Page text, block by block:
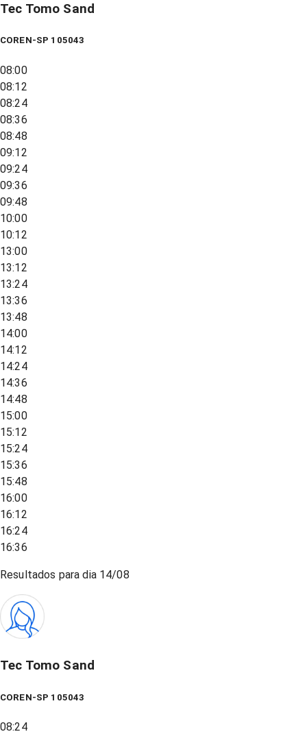
Tec Tomo Sand
COREN-SP 105043
08:00
08:12
08:24
08:36
08:48
09:12
09:24
09:36
09:48
10:00
10:12
13:00
13:12
13:24
13:36
13:48
14:00
14:12
14:24
14:36
14:48
15:00
15:12
15:24
15:36
15:48
16:00
16:12
16:24
16:36
Resultados para dia 14/08
Tec Tomo Sand
COREN-SP 105043
08:24